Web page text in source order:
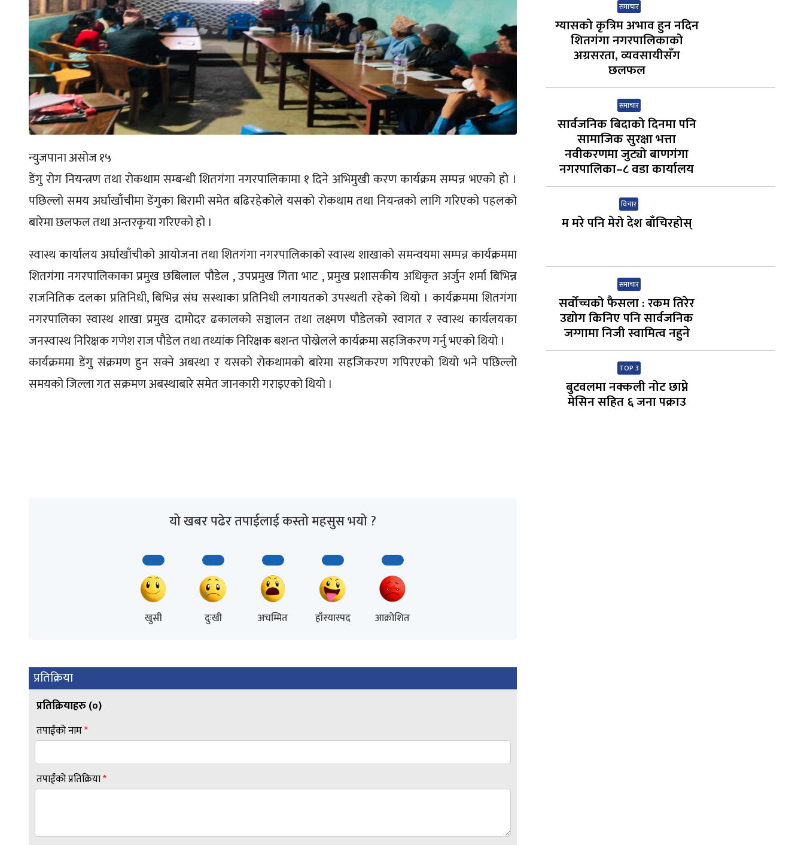
न्युजपाना असोज १५
डेंगु रोग नियन्त्रण तथा रोकथाम सम्बन्धी शितगंगा नगरपालिकामा १ दिने अभिमुखी करण कार्यक्रम सम्पन्न भएको हो ।
पछिल्लो समय अर्घाखाँचीमा डेंगुका बिरामी समेत बढिरहेकोले यसको रोकथाम तथा नियन्त्रको लागि गरिएको पहलको
बारेमा छलफल तथा अन्तरकृया गरिएको हो ।
स्वास्थ कार्यालय अर्घाखाँचीको आयोजना तथा शितगंगा नगरपालिकाको स्वास्थ शाखाको समन्वयमा सम्पन्न कार्यक्रममा
शितगंगा नगरपालिकाका प्रमुख छबिलाल पौडेल , उपप्रमुख गिता भाट , प्रमुख प्रशासकीय अधिकृत अर्जुन शर्मा बिभिन्न
राजनितिक दलका प्रतिनिधी, बिभिन्न संघ सस्थाका प्रतिनिधी लगायतको उपस्थती रहेको थियो । कार्यक्रममा शितगंगा
नगरपालिका स्वास्थ शाखा प्रमुख दामोदर ढकालको सञ्चालन तथा लक्ष्मण पौडेलको स्वागत र स्वास्थ कार्यलयका
जनस्वास्थ निरिक्षक गणेश राज पौडेल तथा तथ्यांक निरिक्षक बशन्त पोख्रेलले कार्यक्रमा सहजिकरण गर्नु भएको थियो ।
कार्यक्रममा डेंगु संक्रमण हुन सक्ने अबस्था र यसको रोकथामको बारेमा सहजिकरण गपिरएको थियो भने पछिल्लो
समयको जिल्ला गत सक्रमण अबस्थाबारे समेत जानकारी गराइएको थियो ।
यो खबर पढेर तपाईलाई कस्तो महसुस भयो ?
खुसी दुःखी अचम्मित हाँस्यास्पद आक्रोशित
प्रतिक्रिया
प्रतिक्रियाहरु (०)
तपाईंको नाम*
तपाईंको प्रतिक्रिया*
समाचार
ग्यासको कृत्रिम अभाव हुन नदिन
शितगंगा नगरपालिकाको
अग्रसरता, व्यवसायीसँग
छलफल
समाचार
सार्वजनिक बिदाको दिनमा पनि
सामाजिक सुरक्षा भत्ता
नवीकरणमा जुट्यो बाणगंगा
नगरपालिका–८ वडा कार्यालय
विचार
म मरे पनि मेरो देश बाँचिरहोस्
समाचार
सर्वोच्चको फैसला : रकम तिरेर
उद्योग किनिए पनि सार्वजनिक
जग्गामा निजी स्वामित्व नहुने
TOP 3
बुटवलमा नक्कली नोट छाप्ने
मेसिन सहित ६ जना पक्राउ